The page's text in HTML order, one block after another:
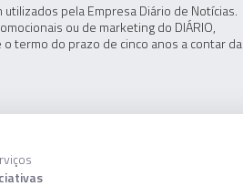
pela Empresa Diário de Notícias.
ou de marketing do DIÁRIO,
termo do prazo de cinco anos a contar da